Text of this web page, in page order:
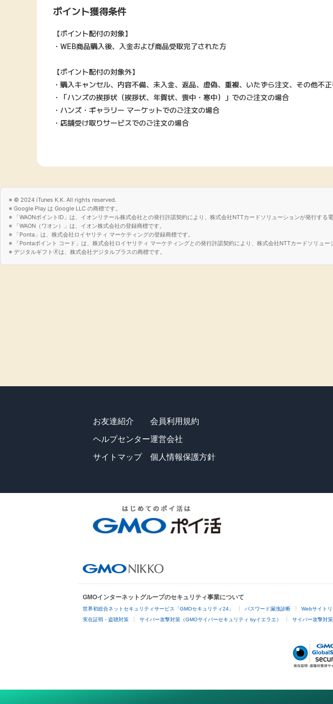
ポイント獲得条件
【ポイント配付の対象】
・WEB商品購入後、入金および商品受取完了された方
【ポイント配付の対象外】
・購入キャンセル、内容不備、未入金、返品、虚偽、重複、いたずら注文、その他不
・「ハンズの挨拶状（挨拶状、年賀状、喪中・寒中）」でのご注文の場合
・ハンズ・ギャラリー マーケットでのご注文の場合
・店舗受け取りサービスでのご注文の場合
© 2024 iTunes K.K. All rights reserved.
Google Play は Google LLC の商標です。
「WAONポイントID」は、イオンリテール株式会社との発行許諾契約により、株式会社NTTカードソリューションが発行する
「WAON（ワオン）」は、イオン株式会社の登録商標です。
「Ponta」は、株式会社ロイヤリティ マーケティングの登録商標です。
「Pontaポイント コード」は、株式会社ロイヤリティ マーケティングとの発行許諾契約により、株式会社NTTカードソリュー
デジタルギフト🄬は、株式会社デジタルプラスの商標です。
お友達紹介
ヘルプセンター
サイトマップ
会員利用規約
運営会社
個人情報保護方針
GMOインターネットグループのセキュリティ事業について
世界初総合ネットセキュリティサービス「GMOセキュリティ24」 パスワード漏洩診断 Webサイト
実在証明・盗聴対策 サイバー攻撃対策（GMOサイバーセキュリティ byイエラエ） サイバー攻撃対